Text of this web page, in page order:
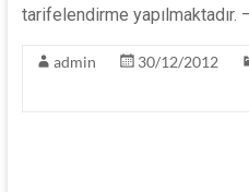
tarifelendirme yapılmaktadır.
admin 30/12/2012